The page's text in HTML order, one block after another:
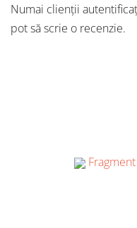
Numai clienții
pot să scrie o recenzie.